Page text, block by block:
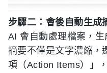
步驟二：會後自動生成
AI 會自動處理檔案，
摘要不僅是文字濃縮，
項（Action Items）」